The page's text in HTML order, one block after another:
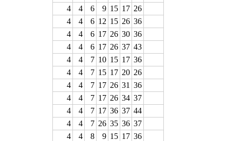
4
4 6 9 15 17 26
4
4 6 12 15 26 36
4
4 6 17 26 30 36
4
4 6 17 26 37 43
4
4 7 10 15 17 36
4
4 7 15 17 20 26
4
4 7 17 26 31 36
4
4 7 17 26 34 37
4
4 7 17 36 37 44
4
4 7 26 35 36 37
4
4 8 9 15 17 36